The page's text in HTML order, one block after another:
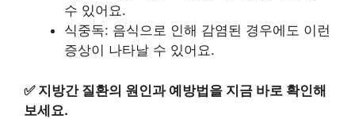
수 있어요.
식중독: 음식으로 인해 감염된 경우에도 이런
증상이 나타날 수 있어요.
✅ 지방간 질환의 원인과 예방법을 지금 바로 확인해
보세요.